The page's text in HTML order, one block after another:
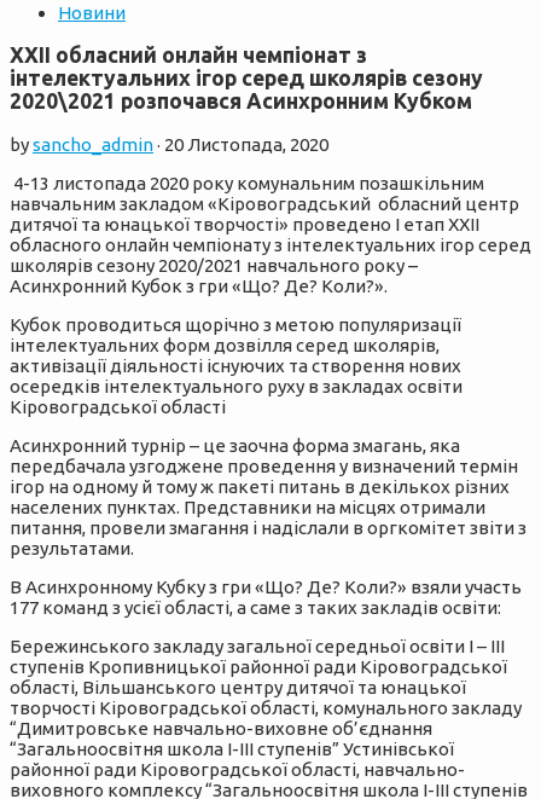
Новини
ХXІІ обласний онлайн чемпіонат з
інтелектуальних ігор серед школярів сезону
2020\2021 розпочався Асинхронним Кубком
bysancho_admin· 20 Листопада, 2020
4-13 листопада 2020 року комунальним позашкiльним
навчальним закладом «Кiровоградський обласний центр
дитячої та юнацької творчостi» проведено І етап ХXІІ
обласного онлайн чемпіонату з інтелектуальних ігор серед
школярів сезону 2020/2021 навчального року –
Асинхронний Кубок з гри «Що? Де? Коли?».
Кубок проводиться щорічно з метою популяризації
інтелектуальних форм дозвілля серед школярів,
активізації діяльності існуючих та створення нових
осередків інтелектуального руху в закладах освіти
Кіровоградської області
Асинхронний турнір – це заочна форма змагань, яка
передбачала узгоджене проведення у визначений термін
ігор на одному й тому ж пакеті питань в декількох різних
населених пунктах. Представники на місцях отримали
питання, провели змагання і надіслали в оргкомітет звіти з
результатами.
В Асинхронному Кубку з гри «Що? Де? Коли?» взяли участь
177 команд з усієї області, а саме з таких закладів освіти:
Бережинського закладу загальної середньої освіти І – ІІІ ступенів Кропивницької районної ради Кіровоградської області, Вільшанського центру дитячої та юнацької творчості Кіровоградської області, комунального закладу “Димитровське навчально-виховне об’єднання “Загальноосвітня школа І-ІІІ ступенів” Устинівської районної ради Кіровоградської області, навчально-виховного комплексу “Загальноосвітня школа І-ІІІ ступенів №3 – гімназія” Знам’янської міської ради Кіровоградської області, Знам’янського районного центру дитячої та юнацької творчості, комунального закладу “Красносілківське навчально-виховне об’єднання” Красносілківська загальноосвітня школа І – ІІІ ступенів Олександрівського району Кіровоградської області, спеціалізованої загальноосвітньої школи І-ІІІ ступенів № 14 Кіровоградської міської ради, комунального закладу “Навчально-виховне об`єднання “Загальноосвітній навчальний заклад І-ІІІ ступенів №16 – дитячий юнацький центр “Лідер” Кіровоградської міської ради Кіровоградської області; комунального закладу «Навчально-виховне об’єднання «Загальноосвітній навчальний заклад І-ІІІ ступенів № 20 – дитячий юнацький центр «Сузір’я» Кіровоградської міської ради Кіровоградської області; Михайлівської загальноосвітньої школи І-ІІІ ступенів Комунального закладу “Михайлівське навчально-виховне об’єднання” Олександрівської районної ради Кіровоградської області, Лісівської філії комунального закладу “Михайлівське навчально-виховне об’єднання” Олександрівської районної ради Кіровоградської області, Мануйлівського навчально – виховного комплексу “Загальноосвітня школа І – ІІІ ступенів дошкільний навчальний заклад” Маловисківської районної ради Кіровоградської області, навчально – виховного комплексу “Ліцей інформаційних технологій –спеціалізована школа ІІ ступеня” Олександрійської міської ради Кіровоградської області, навчально – виховного комплексу “Ліцей інформаційних технологій –спеціалізована школа ІІ ступеня” Олександрійської міської ради Кіровоградської області, загальноосвітнього закладу І-ІІІ ступенів №6 Олександрійської міської ради” Кіровоградської області, Петрокорбівської філії комунального закладу «Верблюзький навчально-виховний комплекс «Загальноосвітня школа І-ІІІ ступенів – дошкільний навчальний заклад – центр позашкільної освіти» Новгородківської районної ради Кіровоградської області, комунального закладу «Карлівське навчально-виховне об’єднання «Загальноосвітня школа І-ІІІ ступенів, Позашкільний центр» Соколівської сільської ради Кіровоградського району Кіровоградської області», Іванівської загальноосвітньої філії комунального закладу «Соколівське навчально-виховне об’єднання» Соколівської сільської ради Кіровоградського району Кіровоградської області, Вишняківської загальноосвітньої філії комунального закладу «Карлівське навчально-виховне об’єднання» Соколівської сільської ради Кіровоградського району Кіровоградської області, Назарівської загальноосвітньої філії комунального закладу «Карлівське навчально-виховне об’єднання» Соколівської сільської ради Кіровоградського району Кіровоградської області, Улянівської загальноосвітньої школи І-ІІІ ступенів Олександрійської районної ради Кіровоградської області, Захарівського навчально – виховного комплексу “Загальноосвітня школа І-ІІІ ступенів – дошкільний навчальний заклад” комунальго закладу “Глинське навчально-виховне об’єднання “Загальноосвітня школа І-ІІІ ступенів – дошкільний навчальний заклад” Світловодської районної ради Кіровоградської області”, Іванівської загальноосвітньої школа І – ІІ ступенів комунального закладу “Глинське навчально-виховне об’єднання “Загальноосвітня школа І – ІІІ ступенів – дошкільний навчальний заклад” Світловодської районої ради Кіровоградської області”, комунального закладу “Ліцей “Надія”№ 1 Світловодської районної ради Кіровоградської області”, комунального закладу “Ліцей “Надія” Світловодської районної ради Кіровоградської області”, комунального закладу «Навчально-виховний комплекс «Загальноосвітня школа І-ІІІ ступенів – дошкільний навчальний заклад» Великоандрусівської сільської ради Світловодського району Кіровоградської області, Маловисківського районного Будинку дитячої та юнацької творчості, комунального закладу “Бобринецький районний Будинок дитячої творчості” Бобринецької районної ради Кіровоградської області, Калинівської загальноосвітньої школи І-ІІ ступенів – філії КЗ “Первозванівське НВО” Кіровоградського району Кіровоградської області, Лозуватської загальноосвітньої школи І-ІІ ступеня Маловисківського району Кіровоградської області, Будинку дитячої та юнацької творчості Новоархангельського навчально-виховного об`єднання №2 Новоархангельської районної ради Кіровоградської області, Оситнязької загальноосвітньої школи І-ІІ ступенів – філії Комунального закладу «Великосеверинівська загальноосвітня школа І-ІІІ ступенів, Позашкільний центр» Великосеверинівської сільської ради Кропивницького району Кіровоградської області, Цвітненської філії Комунального закладу “Красносільське навчально – виховне об’єднання” Олександрівської районної ради Кіровоградської області, комунального закладу “Первозванівське навчально-виховне об’єднання “Загальноосвітня школа І-ІІІ ступенів дошкільний навчальний заклад” Первозванівської сільської ради Кіровоградського району Кіровоградської області, комунального закладу «Навчально-виховне об’єднання №6 «Спеціалізована загальноосвітня школа І-ІІІ ступенів, центр естетичного виховання «Натхнення» Кіровоградської міської ради Кіровоградської області, Олександрівської загальноосвітньої школи І-ІІІ ступенів №1 Комунального закладу «Олександрівське навчально-виховне об’єднання №1 Олександрівської районної ради Кіровоградської області», комунального закладу “Красносільське навчально-виховне об’єднання” Олександрівської районної ради Кіровоградської області, комунального закладу «Олександрівське навчально-виховне об’єднання №1 Олександрівської районної ради Кіровоградської області», комунального закладу “Петрівське навчально-виховне об’єднання “загальноосвітня школа І-ІІІ ступенів – гімназія” Петрівської селищної ради Петрівського району Кіровоградської області, Смолінського навчально-виховного об’єднання «Загальноосвітня школа І-ІІІ ступенів – гімназія – позашкільний навчальний заклад» Маловисківського району Кіровоградської області, комунального закладу “Верблюзький НВК “Загальноосвітня школа І-ІІІ ступенів – дошкільний навчальний заклад – центр позашкільної освіти” Новгородківського району Кіровоградської області, Великовисківської загальноосвітньої школи І-ІІІ ступенів Маловисківської районної ради Кіровоградської області, Бутівського закладу загальної середньої освіти І – ІІ ступенів – заклад дошкільної освіти Приютівської селищної ради Олександрійського району Кіровоградської області, команда «ЧП» Маловисківської гімназії Маловисківської міської ради Кіровоградської області, комунального закладу «Навчально-виховний комплекс «Спеціалізований загальноосвітній навчальний заклад І-ІІІ ступенів № 26–дошкільний навчальний заклад –дитячий юнацький центр «Зорецвіт» Кіровоградської міської ради Кіровоградської області», загальноосвітнього навчального закладу І-ІІІ ступенів №15 Олександрійської міської ради Кіровоградської області, опорного навчального закладу “Дмитрівська загальноосвітня школа І-ІІІ ступенів імені Т.Г.Шевченка” Дмитрівської сільської ради Знам’янського району Кіровоградської області, Червонокам’янського навчально-виховного об’єднання “загальноосвітня школа І-ІІІ ступенів – дошкільний навчальний заклад – позашкільний центр” Олександрійської районної ради Кіровоградської області, Оникіївської загальноосвітньої школи І-ІІІ ступенів Маловисківської районної ради Кіровоградської області, навчально–виховного комплексу “Кіровоградський колегіум – спеціалізований загальноосвітній навчальний заклад І-ІІІ ступенів – дошкільний навчальний заклад-центр естетичного виховання” Кіровоградської міської ради Кіровоградської області, Побузького центру дитячої та юнацької творчості, Перегонівського ліцею Голованівської районної ради Кіровоградської області, Побузького ліцею Голованівської районної ради Кіровоградської області, Голованівського ліцею ім.Т.Г.Шевченка Голованівської районної ради Кіровоградської області, Межирічківської філії Голованівського ліцею ім.Т.Г.Шевченка Голованівської районної ради Кіровоградської області, Луганської загальноосвітньої школи І-ІІІ ступенів Петрівської районної ради Кіровоградської області, комунального закладу “Навчально-виховне об’єднання природничо-економіко-правовий ліцей – спеціалізована школа I-III ступенів №8 – позашкільний центр Кіровоградської міської ради Кіровоградської області”, комунального закладу “Центр дитячої та юнацької творчості” Бобринецької міської ради Кіровоградської області, загальноосвітньої школи ІІ-ІІІ ступенів №10 Кіровоградської міської ради Кіровоградської області, Олексіївського закладу загальної середньої освіти І-ІІІ ступенів Добровеличківської районної радиї Кіровоградської області, комунального закладу «Центр дитячої та юнацької творчості Долинської районної ради», «Інтелектуальна мішень» комунального закладу «Маловодянська загальноосвітня школа І-ІІІ ступенів Долинської районної ради», «Неперевершені» Долинської загальноосвітньої школи І-ІІІ ступенів №2 ім. А.С.Макаренка Долинської районної ради Кіровоградської області, комунального закладу «Боківський опорний заклад загальної середньої освіти І-ІІІ ступенів Долинської районної ради» Кіровоградської області, «Ерудит»Тарасівської філії комунального закладу “Новгородківський навчально-виховний комплекс імені заслуженого вчителя України П.Ф. Козуля “Загальноосвітня школа І-ІІІ ступенів – дошкільний навчальний заклад” Новгородківської районної ради Кіровоградської області”,Вершино-Кам’янської філії комунального закладу “Новгородківський навчально-виховний комплекс “Загальноосвітня школа І-ІІІ ступенів-дошкільний навчальний заклад” Новгородківської районної ради Кіровоградської області”, Митрофанівської філії комунального закладу “Новгородківський навчально-виховний комплекс “Загальн